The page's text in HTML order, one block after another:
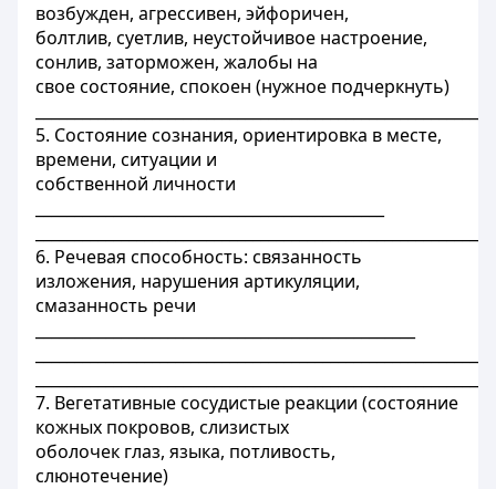
возбужден, агрессивен, эйфоричен,
болтлив, суетлив, неустойчивое настроение,
сонлив, заторможен, жалобы на
свое состояние, спокоен (нужное подчеркнуть)
5. Состояние сознания, ориентировка в месте,
времени, ситуации и
собственной личности
6. Речевая способность: связанность
изложения, нарушения артикуляции,
смазанность речи
7. Вегетативные сосудистые реакции (состояние
кожных покровов, слизистых
оболочек глаз, языка, потливость,
слюнотечение)